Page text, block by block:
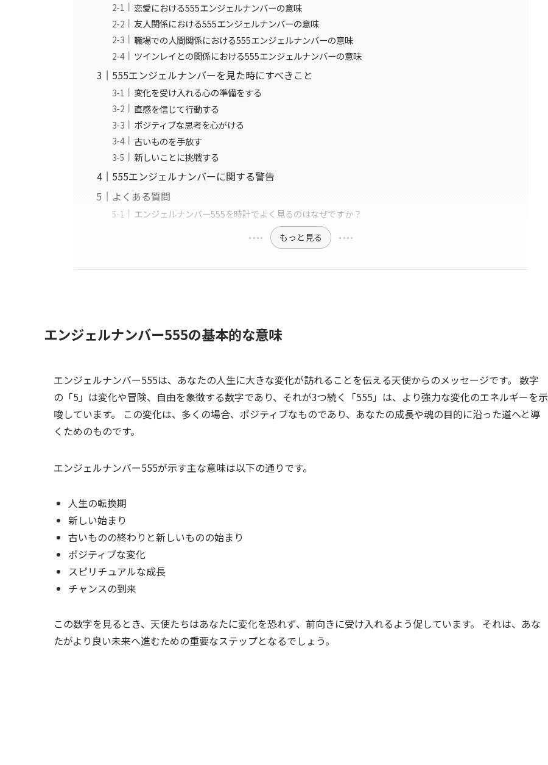
恋愛における555エンジェルナンバーの意味
友人関係における555エンジェルナンバーの意味
職場での人間関係における555エンジェルナンバーの意味
ツインレイとの関係における555エンジェルナンバーの意味
555エンジェルナンバーを見た時にすべきこと
変化を受け入れる心の準備をする
直感を信じて行動する
ポジティブな思考を心がける
古いものを手放す
新しいことに挑戦する
555エンジェルナンバーに関する警告
よくある質問
エンジェルナンバー555を時計でよく見るのはなぜですか？
もっと見る
エンジェルナンバー555の基本的な意味
エンジェルナンバー555は、あなたの人生に大きな変化が訪れることを伝える天使からのメッセージです。 数字
の「5」は変化や冒険、自由を象徴する数字であり、それが3つ続く「555」は、より強力な変化のエネルギーを示
唆しています。 この変化は、多くの場合、ポジティブなものであり、あなたの成長や魂の目的に沿った道へと導
くためのものです。
エンジェルナンバー555が示す主な意味は以下の通りです。
人生の転換期
新しい始まり
古いものの終わりと新しいものの始まり
ポジティブな変化
スピリチュアルな成長
チャンスの到来
この数字を見るとき、天使たちはあなたに変化を恐れず、前向きに受け入れるよう促しています。 それは、あな
たがより良い未来へ進むための重要なステップとなるでしょう。